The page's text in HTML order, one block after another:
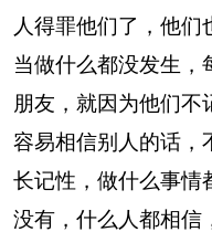
人得罪他们了，他
当做什么都没发生，
朋友，就因为他们不
容易相信别人的话，
长记性，做什么事情
没有，什么人都相信